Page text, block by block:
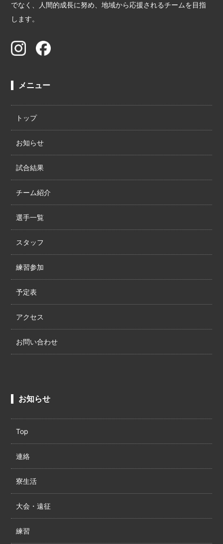
でなく、人間的成長に努め、地域から応援されるチームを目指
します。
メニュー
トップ
お知らせ
試合結果
チーム紹介
選手一覧
スタッフ
練習参加
予定表
アクセス
お問い合わせ
お知らせ
Top
連絡
寮生活
大会・遠征
練習